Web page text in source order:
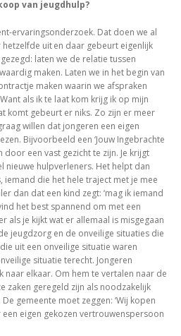
van jeugdhulp?
ervaringsonderzoek. Dat doen we al
uit en daar gebeurt eigenlijk
laten we de relatie tussen
maken. Laten we in het begin van
maken waarin we afspraken
als ik te laat kom krijg ik op mijn
komt gebeurt er niks. Zo zijn er meer
willen dat jongeren een eigen
Bijvoorbeeld een ‘Jouw Ingebrachte
door een vast gezicht te zijn. Je krijgt
nieuwe hulpverleners. Het helpt dan
iemand die het hele traject met je mee
dan dat een kind zegt: ‘mag ik iemand
het best spannend om met een
als je kijkt wat er allemaal is misgegaan
jeugdzorg en de onveilige situaties die
uit een onveilige situatie waren
situatie terecht. Jongeren
naar elkaar. Om hem te vertalen naar de
zaken geregeld zijn als noodzakelijk
gemeente moet zeggen: ‘Wij kopen
eigen gekozen vertrouwenspersoon